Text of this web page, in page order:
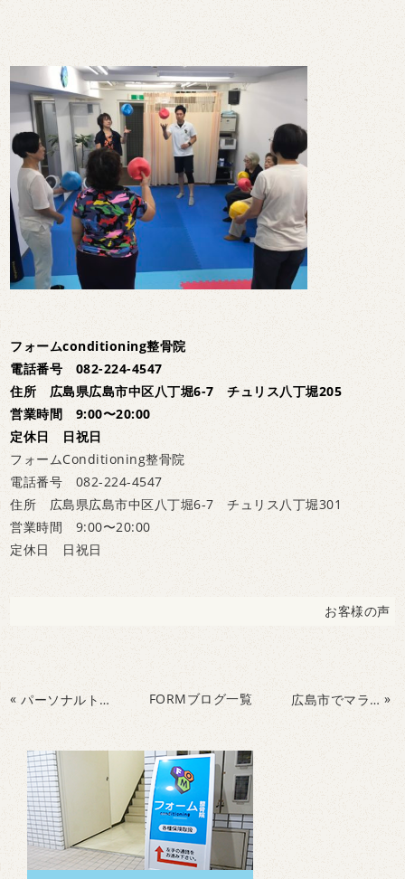
フォームconditioning整骨院
電話番号 082-224-4547
住所 広島県広島市中区八丁堀6-7 チュリス八丁堀205
営業時間 9:00〜20:00
定休日 日祝日
フォームConditioning整骨院
電話番号 082-224-4547
住所 広島県広島市中区八丁堀6-7 チュリス八丁堀301
営業時間 9:00〜20:00
定休日 日祝日
お客様の声
« パーソナルトレーニングでサッカー膝のケガ予防に効果 FORMブログ一覧 広島市でマラソンの怪我予防を知りたい方におすすめ »